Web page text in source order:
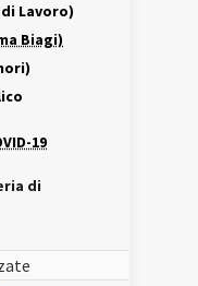
di Lavoro)
Biagi)
19
di